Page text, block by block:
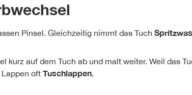
Pinsel. Gleichzeitig nimmt das Tuch
kurz auf dem Tuch ab und malt weiter. Weil das
oft Tuschlappen.